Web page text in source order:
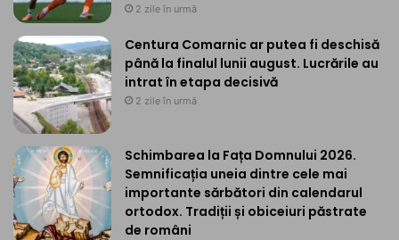
2 zile în urmă
Centura Comarnic ar putea fi deschisă
până la finalul lunii august. Lucrările au
intrat în etapa decisivă
2 zile în urmă
Schimbarea la Fața Domnului 2026.
Semnificația uneia dintre cele mai
importante sărbători din calendarul
ortodox. Tradiții și obiceiuri păstrate
de români